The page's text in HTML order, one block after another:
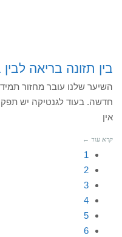
בין תזונה בריאה
השיער שלנו עובר מחזור
חדשה. בעוד לגנטיקה יש
אין
קרא עוד ←
1
2
3
4
5
6